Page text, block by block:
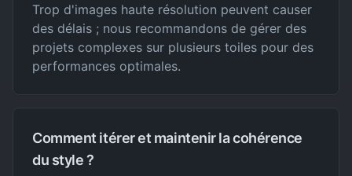
Trop d'images haute résolution peuvent causer
des délais ; nous recommandons de gérer des
projets complexes sur plusieurs toiles pour des
performances optimales.
Comment itérer et maintenir la cohérence
du style ?